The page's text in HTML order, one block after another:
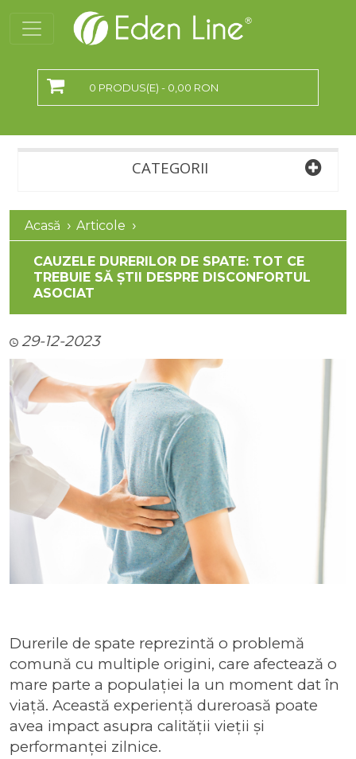
0 PRODUS(E) - 0,00 RON
CATEGORII
Acasă Articole
CAUZELE DURERILOR DE SPATE: TOT CE
TREBUIE SĂ ȘTII DESPRE DISCONFORTUL
ASOCIAT
29-12-2023
Durerile de spate reprezintă o problemă
comună cu multiple origini, care afectează o
mare parte a populației la un moment dat în
viață. Această experiență dureroasă poate
avea impact asupra calității vieții și
performanței zilnice.